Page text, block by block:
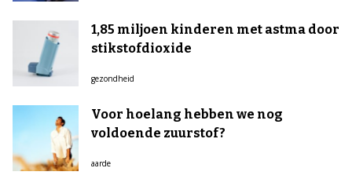
1,85 miljoen kinderen met astma door
stikstofdioxide
gezondheid
Voor hoelang hebben we nog
voldoende zuurstof?
aarde